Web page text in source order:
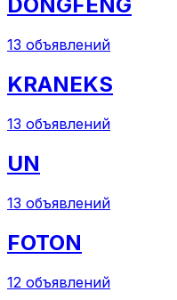
13 объявлений
KRANEKS
13 объявлений
UN
13 объявлений
FOTON
12 объявлений